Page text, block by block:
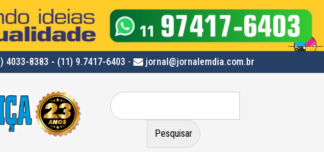
4033-8383 - (11) 9.7417-6403 - jornal@jornalemdia.com.br
Pesquisar
por: